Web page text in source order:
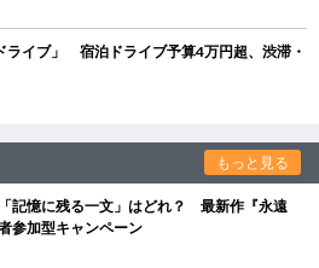
ライブ」 宿泊ドライブ予算4万円超、渋滞・
もっと見る
記憶に残る一文」はどれ？ 最新作『永遠
参加型キャンペーン